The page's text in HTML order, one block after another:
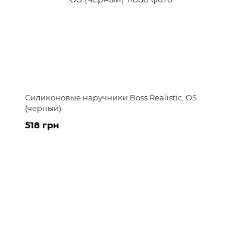
Силиконовые наручники Boss Realistic, OS
(черный)
518 грн